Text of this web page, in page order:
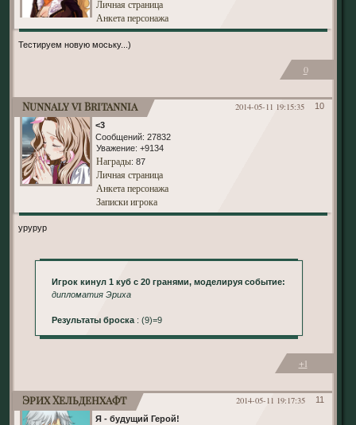
Личная страница
Анкета персонажа
Тестируем новую моську...)
0
10
2014-05-11 19:15:35
Nunnaly vi Britannia
<3
Сообщений: 27832
Уважение: +9134
Награды: 87
Личная страница
Анкета персонажа
Записки игрока
урурур
Игрок кинул 1 куб с 20 гранями, моделируя событие:
дипломатия Эриха
Результаты броска : (9)=9
+1
11
2014-05-11 19:17:35
Эрих Хельденхафт
Я - будущий Герой!